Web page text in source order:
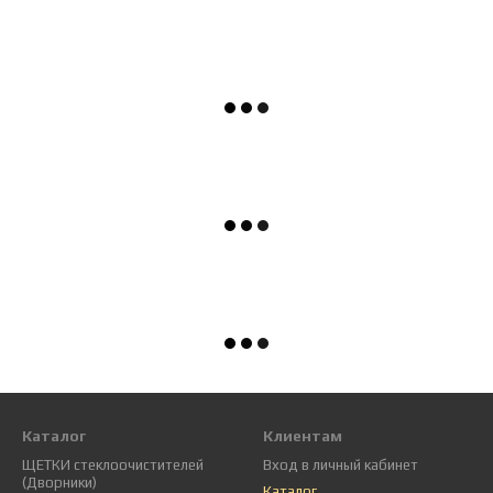
Каталог
ЩЕТКИ стеклоочистителей
(Дворники)
Клиентам
Вход в личный кабинет